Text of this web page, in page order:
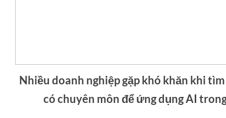
Nhiều doanh nghiệp gặp khó khăn khi
có chuyên môn để ứng dụng AI